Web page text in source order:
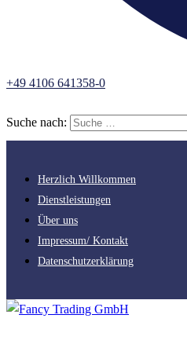
+49 4106 641358-0
Suche nach:
Herzlich Willkommen
Dienstleistungen
Über uns
Impressum/ Kontakt
Datenschutzerklärung